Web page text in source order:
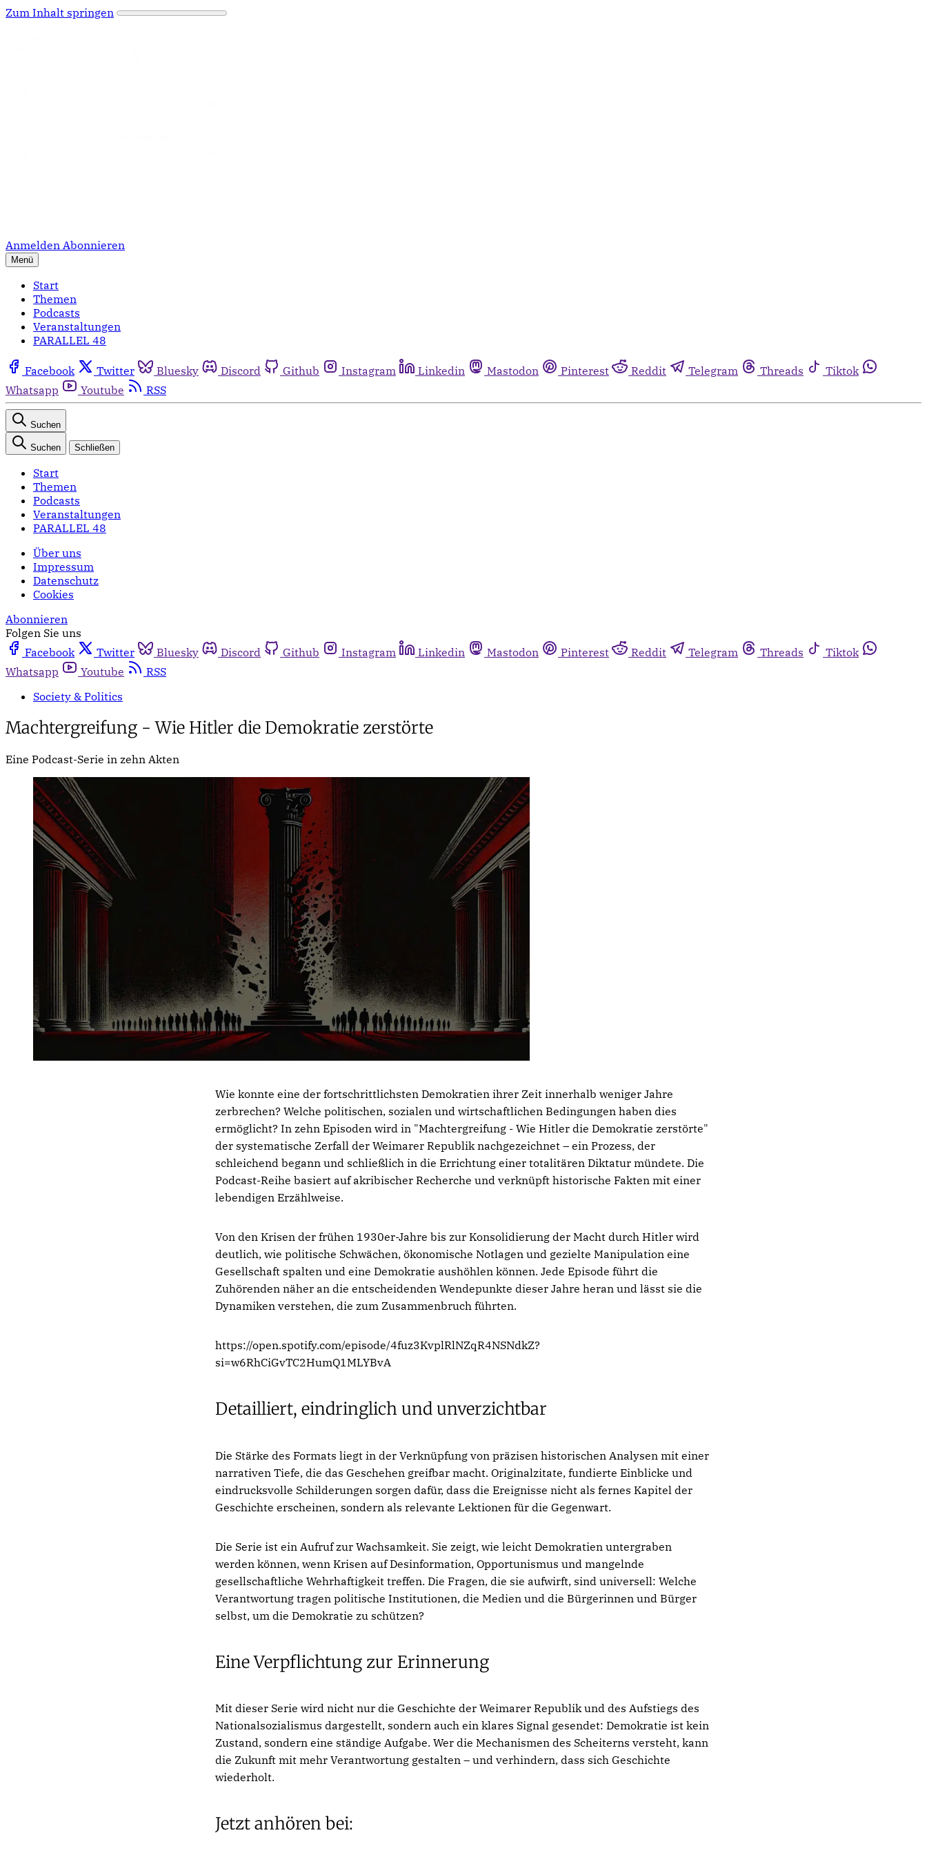
Zum Inhalt springen
Anmelden Abonnieren
Menü
Start
Themen
Podcasts
Veranstaltungen
PARALLEL 48
Facebook Twitter Bluesky Discord Github Instagram Linkedin Mastodon Pinterest Reddit Telegram Threads
Tiktok
Whatsapp
Youtube RSS
Suchen
Suchen Schließen
Start
Themen
Podcasts
Veranstaltungen
PARALLEL 48
Über uns
Impressum
Datenschutz
Cookies
Abonnieren
Folgen Sie uns
Facebook
Twitter Bluesky Discord Github Instagram Linkedin Mastodon Pinterest Reddit Telegram Threads
Tiktok
Whatsapp
Youtube
RSS
Society & Politics
Machtergreifung - Wie Hitler die Demokratie zerstörte
Eine Podcast-Serie in zehn Akten
Wie konnte eine der fortschrittlichsten Demokratien ihrer Zeit innerhalb weniger Jahre
zerbrechen? Welche politischen, sozialen und wirtschaftlichen Bedingungen haben dies
ermöglicht? In zehn Episoden wird in "Machtergreifung - Wie Hitler die Demokratie zerstörte"
der systematische Zerfall der Weimarer Republik nachgezeichnet – ein Prozess, der
schleichend begann und schließlich in die Errichtung einer totalitären Diktatur mündete. Die
Podcast-Reihe basiert auf akribischer Recherche und verknüpft historische Fakten mit einer
lebendigen Erzählweise.
Von den Krisen der frühen 1930er-Jahre bis zur Konsolidierung der Macht durch Hitler wird
deutlich, wie politische Schwächen, ökonomische Notlagen und gezielte Manipulation eine
Gesellschaft spalten und eine Demokratie aushöhlen können. Jede Episode führt die
Zuhörenden näher an die entscheidenden Wendepunkte dieser Jahre heran und lässt sie die
Dynamiken verstehen, die zum Zusammenbruch führten.
https://open.spotify.com/episode/4fuz3KvplRlNZqR4NSNdkZ?
si=w6RhCiGvTC2HumQ1MLYBvA
Detailliert, eindringlich und unverzichtbar
Die Stärke des Formats liegt in der Verknüpfung von präzisen historischen Analysen mit einer
narrativen Tiefe, die das Geschehen greifbar macht. Originalzitate, fundierte Einblicke und
eindrucksvolle Schilderungen sorgen dafür, dass die Ereignisse nicht als fernes Kapitel der
Geschichte erscheinen, sondern als relevante Lektionen für die Gegenwart.
Die Serie ist ein Aufruf zur Wachsamkeit. Sie zeigt, wie leicht Demokratien untergraben
werden können, wenn Krisen auf Desinformation, Opportunismus und mangelnde
gesellschaftliche Wehrhaftigkeit treffen. Die Fragen, die sie aufwirft, sind universell: Welche
Verantwortung tragen politische Institutionen, die Medien und die Bürgerinnen und Bürger
selbst, um die Demokratie zu schützen?
Eine Verpflichtung zur Erinnerung
Mit dieser Serie wird nicht nur die Geschichte der Weimarer Republik und des Aufstiegs des
Nationalsozialismus dargestellt, sondern auch ein klares Signal gesendet: Demokratie ist kein
Zustand, sondern eine ständige Aufgabe. Wer die Mechanismen des Scheiterns versteht, kann
die Zukunft mit mehr Verantwortung gestalten – und verhindern, dass sich Geschichte
wiederholt.
Jetzt anhören bei: